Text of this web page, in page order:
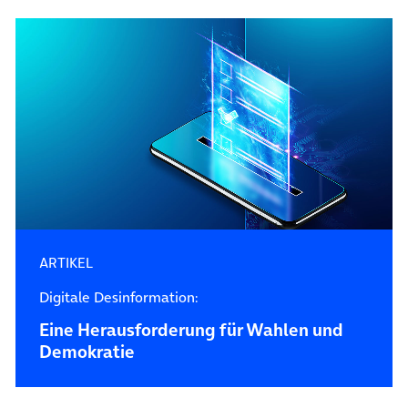
ARTIKEL
Digitale Desinformation:
Eine Herausforderung für Wahlen und
Demokratie